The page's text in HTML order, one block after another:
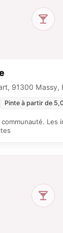
91300 Massy,
Pinte à partir de
Les